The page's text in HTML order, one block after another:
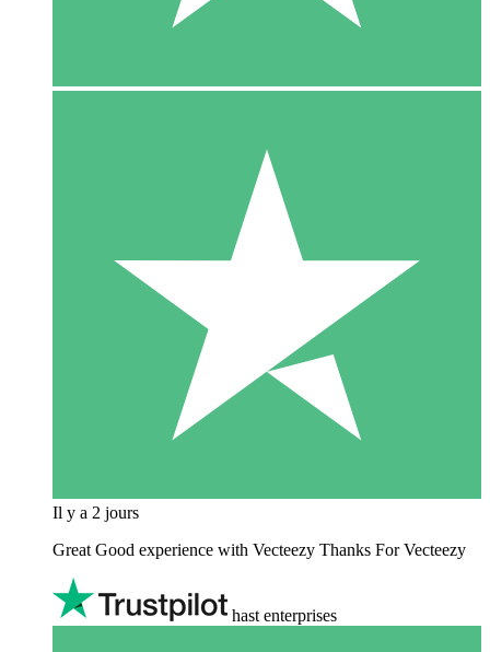
Il y a 2 jours
Great Good experience with Vecteezy Thanks For Vecteezy
hast enterprises